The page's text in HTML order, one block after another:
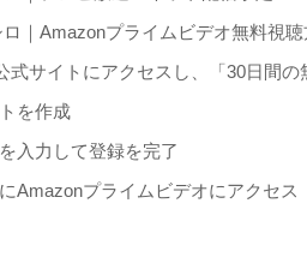
｜Amazonプライムビデオ無料視
式サイトにアクセスし、「30日間
を作成
入力して登録を完了
Amazonプライムビデオにアクセス